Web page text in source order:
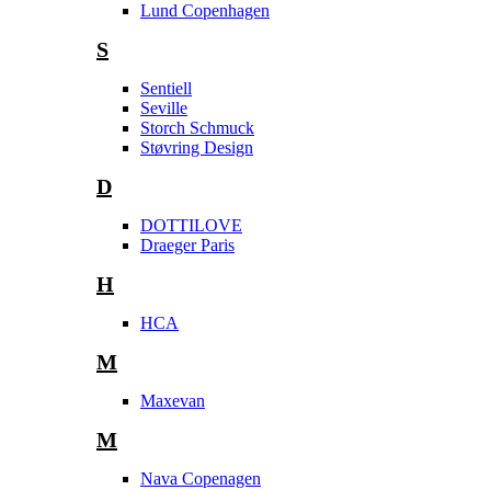
Lund Copenhagen
S
Sentiell
Seville
Storch Schmuck
Støvring Design
D
DOTTILOVE
Draeger Paris
H
HCA
M
Maxevan
M
Nava Copenagen